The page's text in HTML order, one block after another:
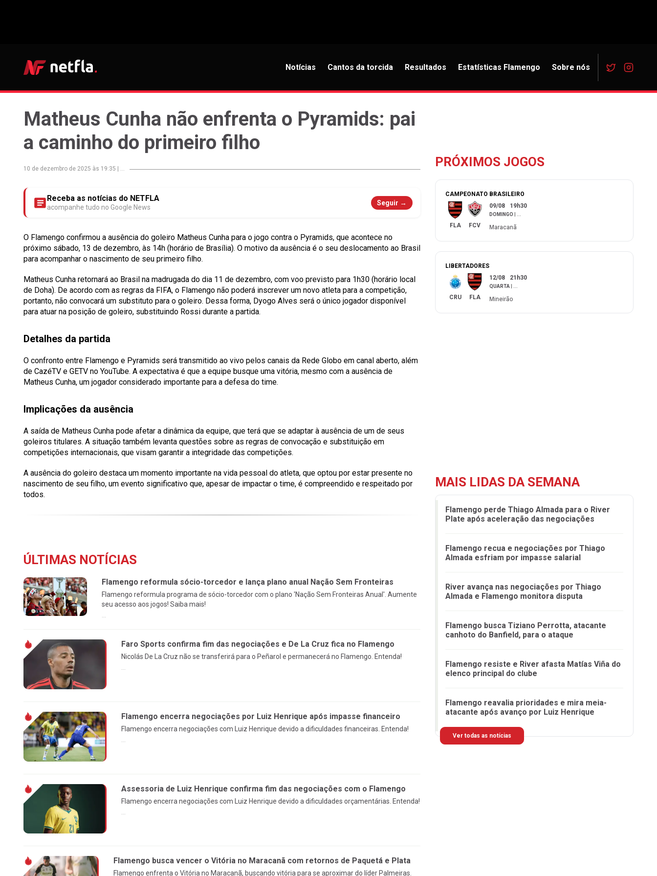
Notícias Cantos da torcida Resultados Estatísticas Flamengo Sobre nós
Matheus Cunha não enfrenta o Pyramids: pai
a caminho do primeiro filho
10 de dezembro de 2025 às 19:35 ...
Receba as notícias do NETFLA
acompanhe tudo no Google News
Seguir →
O Flamengo confirmou a ausência do goleiro Matheus Cunha para o jogo contra o Pyramids, que acontece no
próximo sábado, 13 de dezembro, às 14h (horário de Brasília). O motivo da ausência é o seu deslocamento ao Brasil
para acompanhar o nascimento de seu primeiro filho.
Matheus Cunha retornará ao Brasil na madrugada do dia 11 de dezembro, com voo previsto para 1h30 (horário local
de Doha). De acordo com as regras da FIFA, o Flamengo não poderá inscrever um novo atleta para a competição,
portanto, não convocará um substituto para o goleiro. Dessa forma, Dyogo Alves será o único jogador disponível
para atuar na posição de goleiro, substituindo Rossi durante a partida.
Detalhes da partida
O confronto entre Flamengo e Pyramids será transmitido ao vivo pelos canais da Rede Globo em canal aberto, além
de CazéTV e GETV no YouTube. A expectativa é que a equipe busque uma vitória, mesmo com a ausência de
Matheus Cunha, um jogador considerado importante para a defesa do time.
Implicações da ausência
A saída de Matheus Cunha pode afetar a dinâmica da equipe, que terá que se adaptar à ausência de um de seus
goleiros titulares. A situação também levanta questões sobre as regras de convocação e substituição em
competições internacionais, que visam garantir a integridade das competições.
A ausência do goleiro destaca um momento importante na vida pessoal do atleta, que optou por estar presente no
nascimento de seu filho, um evento significativo que, apesar de impactar o time, é compreendido e respeitado por
todos.
ÚLTIMAS NOTÍCIAS
Flamengo reformula sócio-torcedor e lança plano anual Nação Sem Fronteiras
Flamengo reformula programa de sócio-torcedor com o plano 'Nação Sem Fronteiras Anual'. Aumente
seu acesso aos jogos! Saiba mais!
...
Faro Sports confirma fim das negociações e De La Cruz fica no Flamengo
Nicolás De La Cruz não se transferirá para o Peñarol e permanecerá no Flamengo. Entenda!
...
Flamengo encerra negociações por Luiz Henrique após impasse financeiro
Flamengo encerra negociações com Luiz Henrique devido a dificuldades financeiras. Entenda!
Assessoria de Luiz Henrique confirma fim das negociações com o Flamengo
Flamengo encerra negociações com Luiz Henrique devido a dificuldades orçamentárias. Entenda!
Flamengo busca vencer o Vitória no Maracanã com retornos de Paquetá e Plata
Flamengo enfrenta o Vitória no Maracanã, buscando vitória para se aproximar do líder Palmeiras.
PRÓXIMOS JOGOS
CAMPEONATO BRASILEIRO
FLA FCV
09/08 19h30
DOMINGO
Maracanã
LIBERTADORES
CRU FLA
12/08 21h30
QUARTA
Mineirão
MAIS LIDAS DA SEMANA
Flamengo perde Thiago Almada para o River
Plate após aceleração das negociações
Flamengo recua e negociações por Thiago
Almada esfriam por impasse salarial
River avança nas negociações por Thiago
Almada e Flamengo monitora disputa
Flamengo busca Tiziano Perrotta, atacante
canhoto do Banfield, para o ataque
Flamengo resiste e River afasta Matías Viña do
elenco principal do clube
Flamengo reavalia prioridades e mira meia-
atacante após avanço por Luiz Henrique
Ver todas as notícias